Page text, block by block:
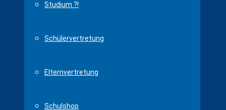
Studium ?!
Schülervertretung
Elternvertretung
Schulshop